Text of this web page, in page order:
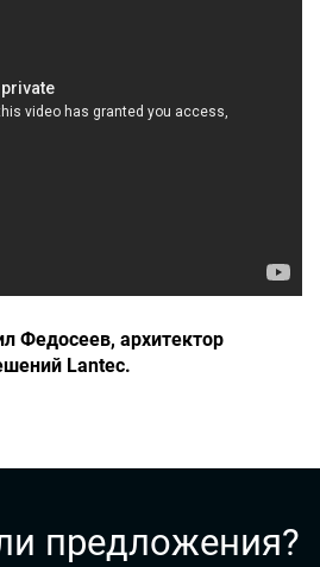
Федосеев, архитектор
Lantec.
предложения?